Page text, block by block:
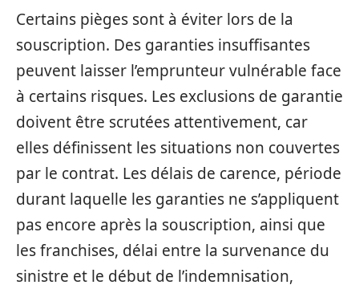
Certains pièges sont à éviter lors de la
souscription. Des garanties insuffisantes
peuvent laisser l’emprunteur vulnérable face
à certains risques. Les exclusions de garantie
doivent être scrutées attentivement, car
elles définissent les situations non couvertes
par le contrat. Les délais de carence, période
durant laquelle les garanties ne s’appliquent
pas encore après la souscription, ainsi que
les franchises, délai entre la survenance du
sinistre et le début de l’indemnisation,